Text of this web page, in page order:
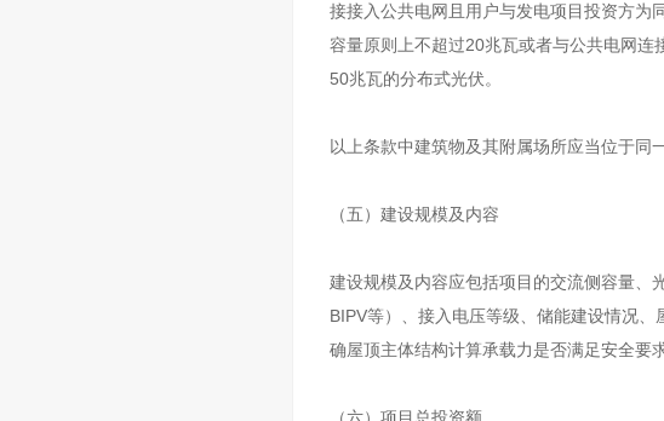
接接入公共电网且用户与发电项目投资方为
容量原则上不超过20兆瓦或者与公共电网
50兆瓦的分布式光伏。
以上条款中建筑物及其附属场所应当位于同
（五）建设规模及内容
建设规模及内容应包括项目的交流侧容量、
BIPV等）、接入电压等级、储能建设情况
确屋顶主体结构计算承载力是否满足安全要